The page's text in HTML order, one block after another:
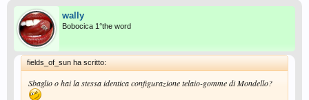
wally
Bobocica 1°the word
fields_of_sun ha scritto:
Sbaglio o hai la stessa identica configurazione telaio-gomme di Mondello?